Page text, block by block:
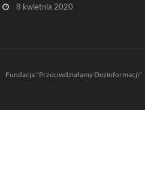
8 kwietnia 2020
Fundacja "Przeciwdziałamy Dezinformacji"